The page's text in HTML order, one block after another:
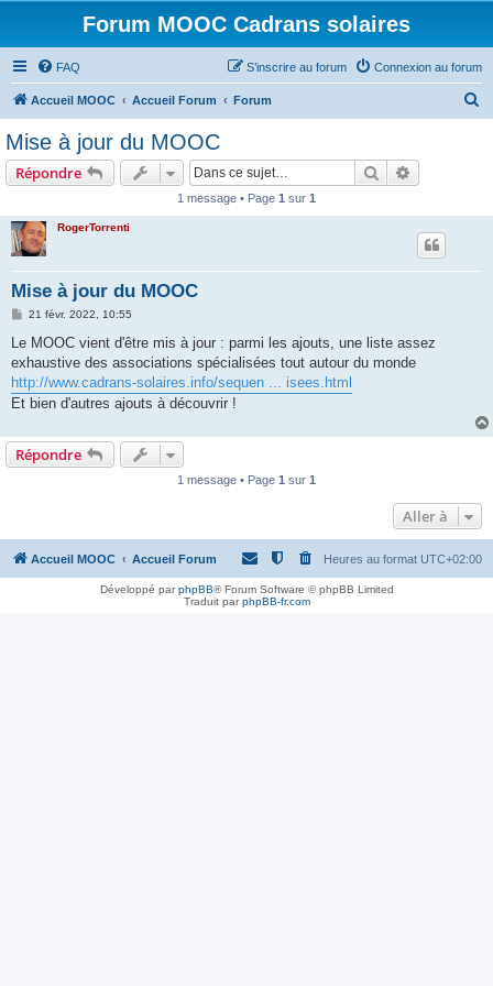
Forum MOOC Cadrans solaires
FAQ Connexion au forum
S’inscrire au forum
Accueil MOOC Accueil Forum Forum
Mise à jour du MOOC
Répondre Rechercher
1 message • Page 1 sur 1
RogerTorrenti
Mise à jour du MOOC
M
s
a
g
e
21 févr. 2022, 10:55
Le MOOC vient d'être mis à jour : parmi les ajouts, une liste assez
exhaustive des associations spécialisées tout autour du monde
http://www.cadrans-solaires.info/sequen ... isees.html
Et bien d'autres ajouts à découvrir !
Répondre
1 message • Page 1 sur 1
Aller à
Accueil MOOC Accueil Forum Heures au format UTC+02:00
Développé parphpBB® Forum Software © phpBB Limited
Traduit parphpBB-fr.com